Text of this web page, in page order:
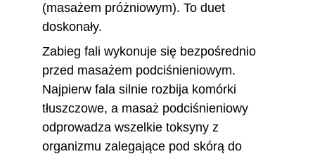
(masażem próżniowym). To duet
doskonały.
Zabieg fali wykonuje się bezpośrednio
przed masażem podciśnieniowym.
Najpierw fala silnie rozbija komórki
tłuszczowe, a masaż podciśnieniowy
odprowadza wszelkie toksyny z
organizmu zalegające pod skórą do